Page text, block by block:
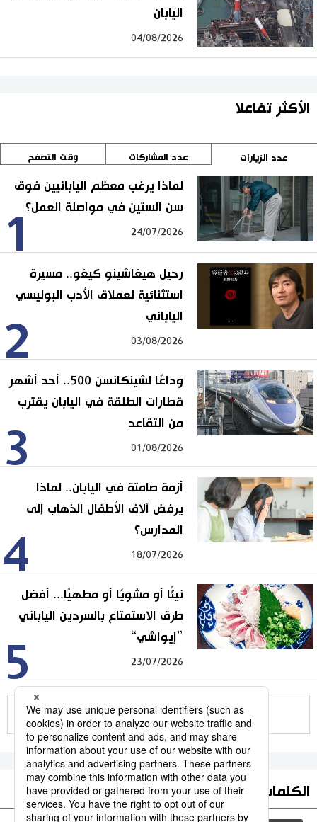
اليابان
04/08/2026
الأكثر تفاعلا
عدد الزيارات عدد المشاركات وقت التصفح
1
لماذا يرغب معظم اليابانيين فوق
سن الستين في مواصلة العمل؟
24/07/2026
2
رحيل هيغاشينو كيغو.. مسيرة
استثنائية لعملاق الأدب البوليسي
الياباني
03/08/2026
3
وداعًا لشينكانسن 500.. أحد أشهر
قطارات الطلقة في اليابان يقترب
من التقاعد
01/08/2026
4
أزمة صامتة في اليابان.. لماذا
يرفض آلاف الأطفال الذهاب إلى
المدارس؟
18/07/2026
5
نيئًا أو مشويًا أو مطهيًا... أفضل
طرق الاستمتاع بالسردين الياباني
”إيواشي“
23/07/2026
للمزيد
الكلمات الأكثر بحثا